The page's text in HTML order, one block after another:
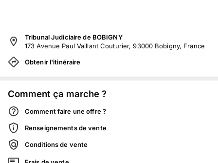
Tribunal Judiciaire de BOBIGNY
173 Avenue Paul Vaillant Couturier, 93000 Bobigny, France
Obtenir l'itinéraire
Comment ça marche ?
Comment faire une offre ?
Renseignements de vente
Conditions de vente